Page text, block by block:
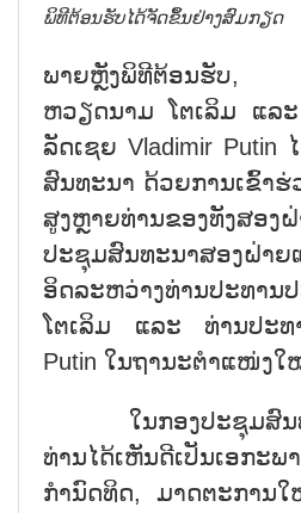
ພິທີຕ້ອນຮັບໄດ້ຈັດຂຶ້ນຢ່າງສົມກຽດ
ພາຍຫຼັງພິທີຕ້ອນຮັບ, ທ່
ຫວຽດນາມ ໂຕເລິມ ແລ
ລັດເຊຍ Vladimir Putin
ສົນທະນາ ດ້ວຍການເຂົ້າ
ສູງຫຼາຍທ່ານຂອງທັງສອ
ປະຊຸມສົນທະນາສອງຝ່າຍ
ອິດລະຫວ່າງທ່ານປະທາ
ໂຕເລິມ ແລະ ທ່ານປະທ
Putin ໃນຖານະຕຳແໜ່ງໃ
ໃນກອງປະຊຸມສົນທະ
ທ່ານໄດ້ເຫັນດີເປັນເອກະພ
ກຳນົດທິດ, ມາດຕະການ